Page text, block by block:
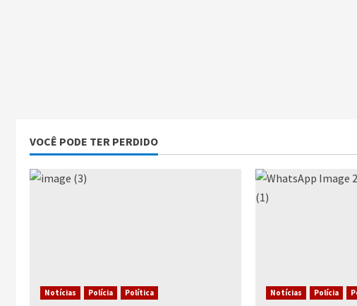
VOCÊ PODE TER PERDIDO
Notícias Polícia Política Notícias Polícia